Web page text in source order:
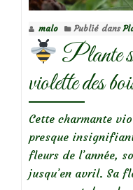
malo Publié dans
Plante
violette des
Cette charmante
presque
fleurs de l’année,
jusqu’en avril. Sa